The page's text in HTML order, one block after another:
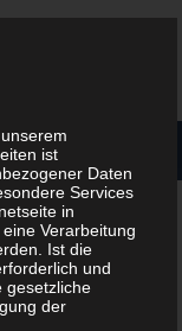
ist
Daten
Services
in
Verarbeitung
Ist die
und
gesetzliche
der